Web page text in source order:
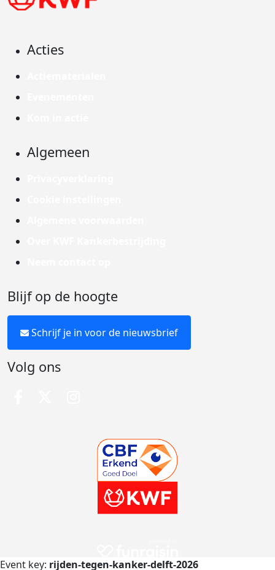
Acties
Algemeen
Blijf op de hoogte
Schrijf je in voor de nieuwsbrief
Volg ons
Event key: rijden-tegen-kanker-delft-2026